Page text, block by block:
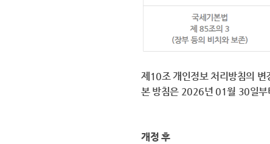
제10조 개인정보 처리방침의 변
본 방침은 2026년 01월 30일부
개정 후